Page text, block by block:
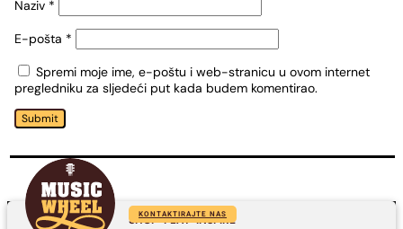
Naziv *
E-pošta *
Spremi moje ime, e-poštu i web-stranicu u ovom internet
pregledniku za sljedeći put kada budem komentirao.
Submit
SHOP-PLAY-INSPIRE
KONTAKTIRAJTE NAS